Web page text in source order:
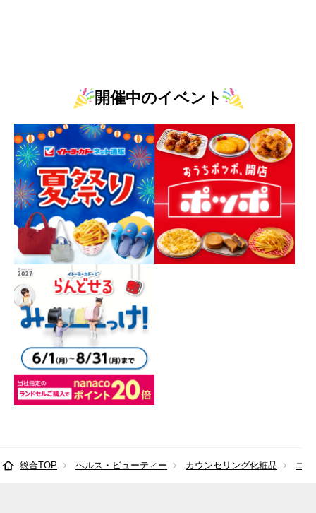
開催中のイベント
総合TOP ヘルス・ビューティー カウンセリング化粧品 エ